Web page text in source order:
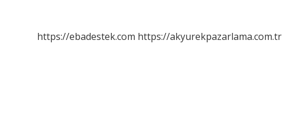
https://ebadestek.com https://akyurekpazarlama.com.tr